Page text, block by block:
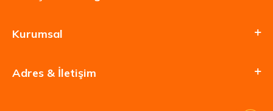
Kurumsal
Adres & İletişim